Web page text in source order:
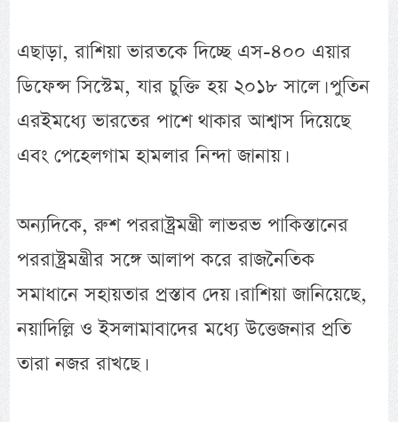
এছাড়া, রাশিয়া ভারতকে দিচ্ছে এস-৪০০ এয়ার
ডিফেন্স সিস্টেম, যার চুক্তি হয় ২০১৮ সালে। পুতিন
এরইমধ্যে ভারতের পাশে থাকার আশ্বাস দিয়েছে
এবং পেহেলগাম হামলার নিন্দা জানায়।
অন্যদিকে, রুশ পররাষ্ট্রমন্ত্রী লাভরভ পাকিস্তানের
পররাষ্ট্রমন্ত্রীর সঙ্গে আলাপ করে রাজনৈতিক
সমাধানে সহায়তার প্রস্তাব দেয়। রাশিয়া জানিয়েছে,
নয়াদিল্লি ও ইসলামাবাদের মধ্যে উত্তেজনার প্রতি
তারা নজর রাখছে।